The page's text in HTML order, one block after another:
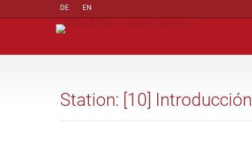
DE EN
Station: [10] Introducción